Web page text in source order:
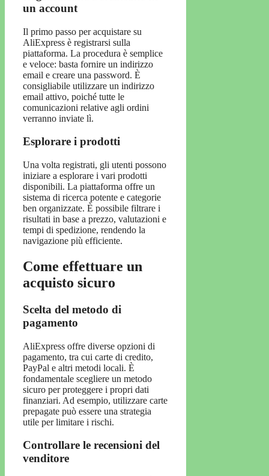
un account
Il primo passo per acquistare su
AliExpress è registrarsi sulla
piattaforma. La procedura è semplice
e veloce: basta fornire un indirizzo
email e creare una password. È
consigliabile utilizzare un indirizzo
email attivo, poiché tutte le
comunicazioni relative agli ordini
verranno inviate lì.
Esplorare i prodotti
Una volta registrati, gli utenti possono
iniziare a esplorare i vari prodotti
disponibili. La piattaforma offre un
sistema di ricerca potente e categorie
ben organizzate. È possibile filtrare i
risultati in base a prezzo, valutazioni e
tempi di spedizione, rendendo la
navigazione più efficiente.
Come effettuare un
acquisto sicuro
Scelta del metodo di
pagamento
AliExpress offre diverse opzioni di
pagamento, tra cui carte di credito,
PayPal e altri metodi locali. È
fondamentale scegliere un metodo
sicuro per proteggere i propri dati
finanziari. Ad esempio, utilizzare carte
prepagate può essere una strategia
utile per limitare i rischi.
Controllare le recensioni del
venditore